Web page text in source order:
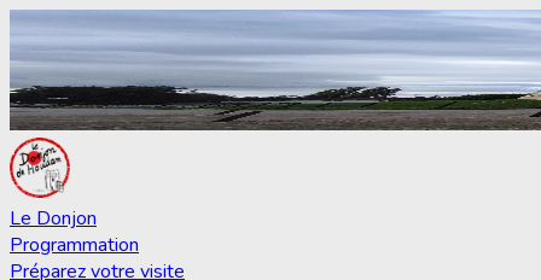
Le Donjon
Programmation
Préparez votre visite